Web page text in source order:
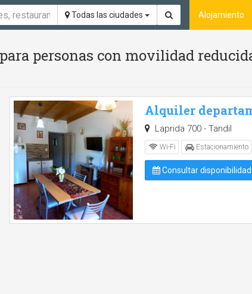
Todas las ciudades Alojamiento
personas con movilidad
Alquiler
Laprida 700 - Tandil
Wi-Fi Estacionamiento
Consultar disponibilidad